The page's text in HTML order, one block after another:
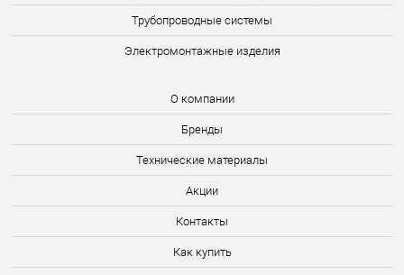
Трубопроводные системы
Электромонтажные изделия
О компании
Бренды
Технические материалы
Акции
Контакты
Как купить